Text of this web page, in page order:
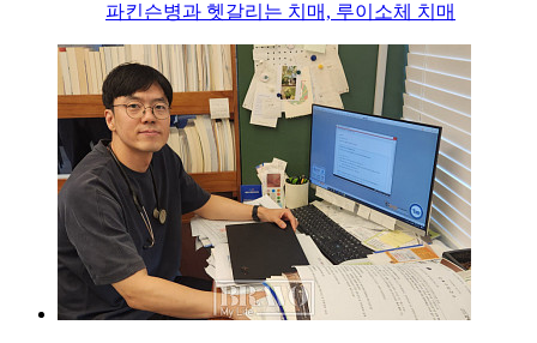
파킨슨병과 헷갈리는 치매, 루이소체 치매